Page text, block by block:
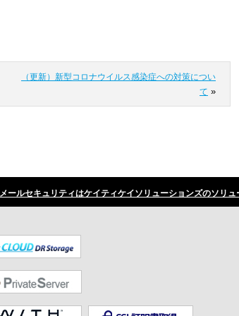
（更新）新型コロナウイルス感染症への対策につい
て »
ールセキュリティはケイティケイソリューションズのソリュ